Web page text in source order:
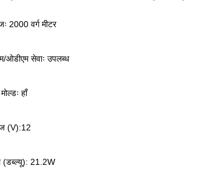
2000 वर्ग मीटर
ओडीएम सेवाः उपलब्ध
हाँ
(V):12
(डब्ल्यू): 21.2W